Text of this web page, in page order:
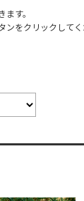
す。
ンをクリックして